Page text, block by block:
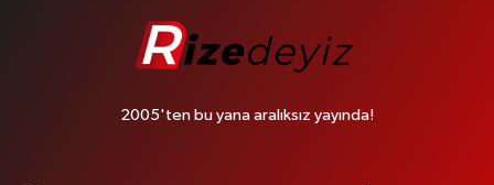
2005'ten bu yana aralıksız yayında!